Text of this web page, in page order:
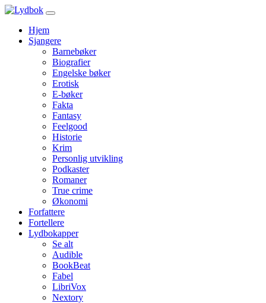
Hjem
Sjangere
Barnebøker
Biografier
Engelske bøker
Erotisk
E-bøker
Fakta
Fantasy
Feelgood
Historie
Krim
Personlig utvikling
Podkaster
Romaner
True crime
Økonomi
Forfattere
Fortellere
Lydbokapper
Se alt
Audible
BookBeat
Fabel
LibriVox
Nextory